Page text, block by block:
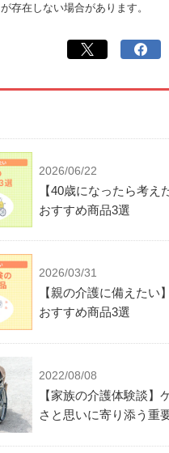
存在しない場合があります。
2026/06/22
【40歳になったら考え
おすすめ商品3選
2026/03/31
【親の介護に備えたい
おすすめ商品3選
2022/08/08
【家族の介護体験談】
さと思いに寄り添う重